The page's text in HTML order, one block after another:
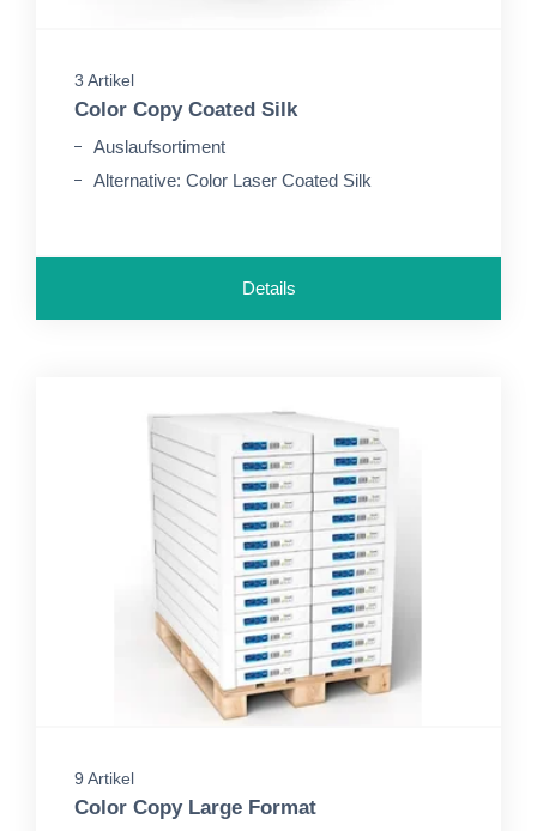
3 Artikel
Color Copy Coated Silk
Auslaufsortiment
Alternative: Color Laser Coated Silk
Details
9 Artikel
Color Copy Large Format